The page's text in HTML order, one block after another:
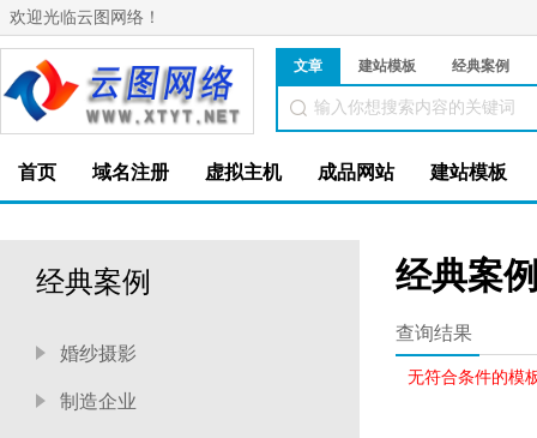
欢迎光临云图网络！
文章 建站模板 经典案例
首页 域名注册 虚拟主机 成品网站 建站模板
经典案例
婚纱摄影
制造企业
经典案
查询结果
无符合条件的模